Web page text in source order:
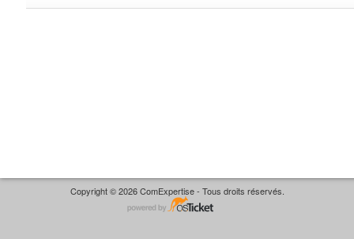
Copyright © 2026 ComExpertise - Tous droits réservés.